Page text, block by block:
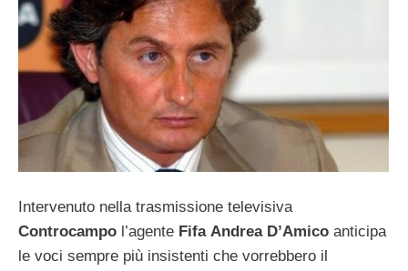
Intervenuto nella trasmissione televisiva
Controcampo l’agente Fifa Andrea D’Amico anticipa
le voci sempre più insistenti che vorrebbero il